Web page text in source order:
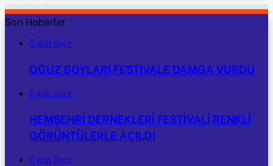
Son Haberler
6 gün önce
OĞUZ BOYLARI FESTİVALE DAMGA VURDU
6 gün önce
HEMŞEHRİ DERNEKLERİ FESTİVALİ RENKLİ
GÖRÜNTÜLERLE AÇILDI
6 gün önce